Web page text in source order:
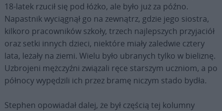
18-latek rzucił się pod łóżko, ale było już za późno.
Napastnik wyciągnął go na zewnątrz, gdzie jego siostra,
kilkoro pracowników szkoły, trzech najlepszych przyjaciół
oraz setki innych dzieci, niektóre miały zaledwie cztery
lata, leżały na ziemi. Wielu było ubranych tylko w bieliznę.
Uzbrojeni mężczyźni związali ręce starszym uczniom, a po
północy wypędzili ich przez bramę niczym stado bydła.
Stephen opowiadał dalej, że był częścią tej kolumny